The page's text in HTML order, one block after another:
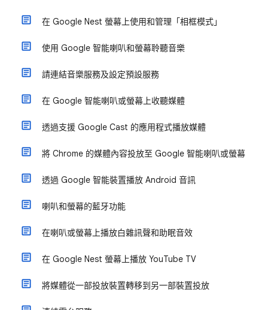
在 Google Nest 螢幕上使用和管理「相框模式」
使用 Google 智能喇叭和螢幕聆聽音樂
請連結音樂服務及設定預設服務
在 Google 智能喇叭或螢幕上收聽媒體
透過支援 Google Cast 的應用程式播放媒體
將 Chrome 的媒體內容投放至 Google 智能喇叭或螢幕
透過 Google 智能裝置播放 Android 音訊
喇叭和螢幕的藍牙功能
在喇叭或螢幕上播放白雜訊聲和助眠音效
在 Google Nest 螢幕上播放 YouTube TV
將媒體從一部投放裝置轉移到另一部裝置投放